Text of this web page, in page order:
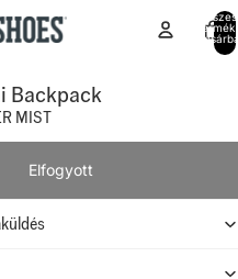
Összes
termék
Backpack
MIST
Elfogyott